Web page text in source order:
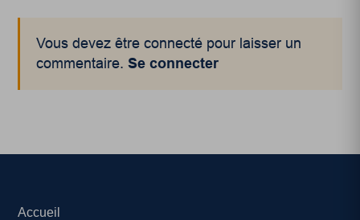
Vous devez être connecté pour laisser un
commentaire.Se connecter
Accueil